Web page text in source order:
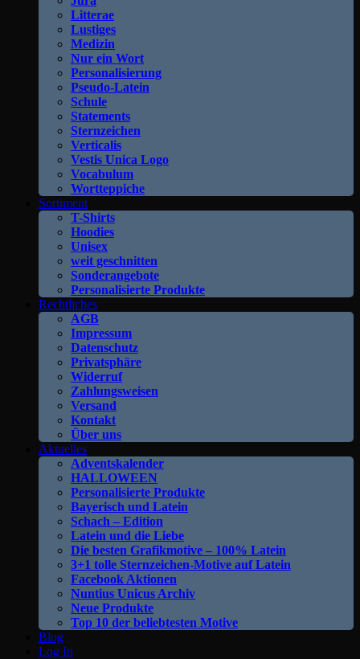
Litterae
Lustiges
Medizin
Nur ein Wort
Personalisierung
Pseudo-Latein
Schule
Statements
Sternzeichen
Verticalis
Vestis Unica Logo
Vocabulum
Wortteppiche
Sortiment
T-Shirts
Hoodies
Unisex
weit geschnitten
Sonderangebote
Personalisierte Produkte
Rechtliches
AGB
Impressum
Datenschutz
Privatsphäre
Widerruf
Zahlungsweisen
Versand
Kontakt
Über uns
Aktuelles
Adventskalender
HALLOWEEN
Personalisierte Produkte
Bayerisch und Latein
Schach – Edition
Latein und die Liebe
Die besten Grafikmotive – 100% Latein
3+1 tolle Sternzeichen-Motive auf Latein
Facebook Aktionen
Nuntius Unicus Archiv
Neue Produkte
Top 10 der beliebtesten Motive
Blog
Log In